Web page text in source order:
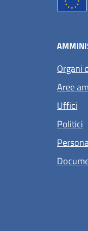
Organi
Aree
Uffici
Politici